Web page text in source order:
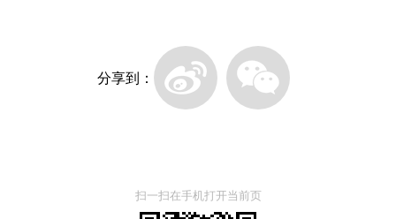
分享到：
扫一扫在手机打开当前页